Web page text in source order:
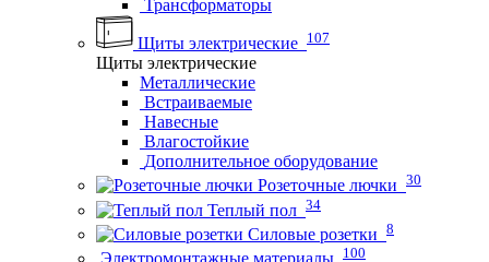
Трансформаторы
Щиты электрические 107
Щиты электрические
Металлические
Встраиваемые
Навесные
Влагостойкие
Дополнительное оборудование
Розеточные лючки 30
Теплый пол 34
Силовые розетки 8
100